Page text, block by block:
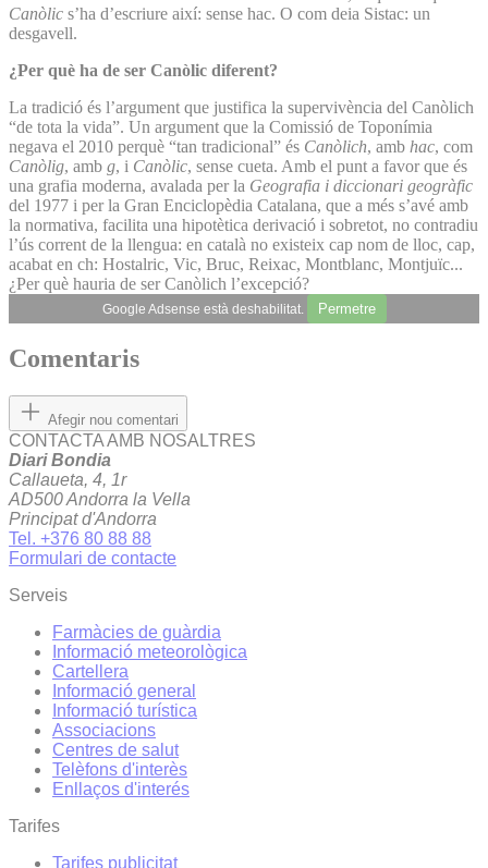
Canòlic s’ha d’escriure així: sense hac. O com deia Sistac: un
desgavell.
¿Per què ha de ser Canòlic diferent?
La tradició és l’argument que justifica la supervivència del Canòlich
“de tota la vida”. Un argument que la Comissió de Toponímia
negava el 2010 perquè “tan tradicional” és Canòlich, amb hac, com
Canòlig, amb g, i Canòlic, sense cueta. Amb el punt a favor que és
una grafia moderna, avalada per la Geografia i diccionari geogràfic
del 1977 i per la Gran Enciclopèdia Catalana, que a més s’avé amb
la normativa, facilita una hipotètica derivació i sobretot, no contradiu
l’ús corrent de la llengua: en català no existeix cap nom de lloc, cap,
acabat en ch: Hostalric, Vic, Bruc, Reixac, Montblanc, Montjuïc...
¿Per què hauria de ser Canòlich l’excepció?
Google Adsense està deshabilitat. Permetre
Comentaris
Afegir nou comentari
CONTACTA AMB NOSALTRES
Diari Bondia
Callaueta, 4, 1r
AD500 Andorra la Vella
Principat d'Andorra
Tel. +376 80 88 88
Formulari de contacte
Serveis
Farmàcies de guàrdia
Informació meteorològica
Cartellera
Informació general
Informació turística
Associacions
Centres de salut
Telèfons d'interès
Enllaços d'interés
Tarifes
Tarifes publicitat